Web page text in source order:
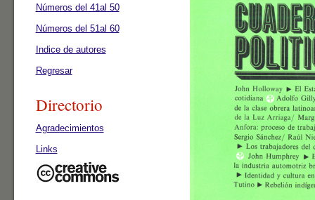
Números del 41al 50
Números del 51al 60
Indice de autores
Regresar
Directorio
Agradecimientos
Links